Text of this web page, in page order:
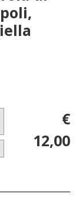
€
12,00